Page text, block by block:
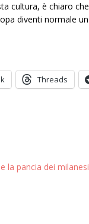
cultura, è chiaro
diventi normale
Threads
la pancia dei milanesi